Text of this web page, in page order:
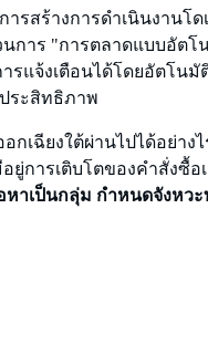
รสร้างการดำเนินงานโด
การ "การตลาดแบบอัตโ
รแจ้งเตือนได้โดยอัตโนมั
ระสิทธิภาพ
กเฉียงใต้ผ่านไปได้อย่างไ
ยู่การเติบโตของคำสั่งซื้อ
หาเป็นกลุ่ม กำหนดจังหวะ